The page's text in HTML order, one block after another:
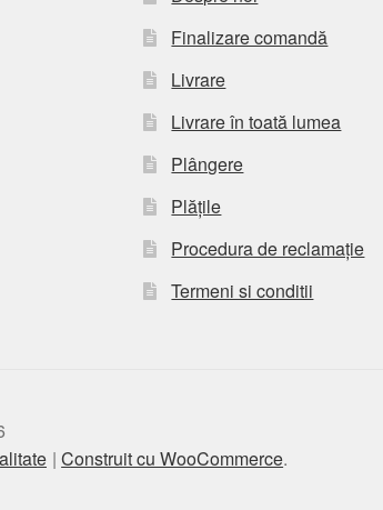
Finalizare comandă
Livrare
Livrare în toată lumea
Plângere
Plățile
Procedura de reclamație
Termeni si conditii
Construit cu WooCommerce.